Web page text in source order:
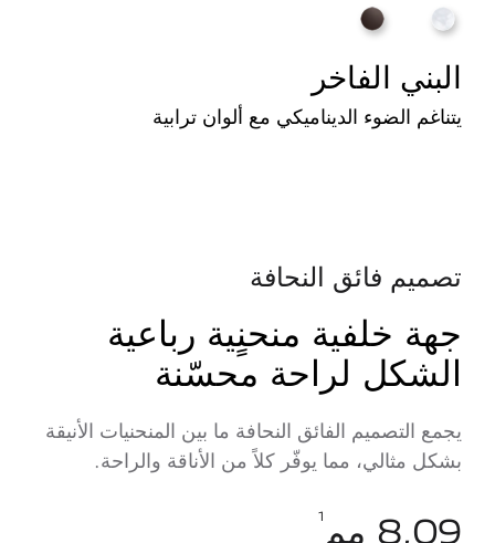
البني الفاخر
يتناغم الضوء الديناميكي مع ألوان ترابية
تصميم فائق النحافة
جهة خلفية منحنٍية رباعية
الشكل لراحة محسّنة
يجمع التصميم الفائق النحافة ما بين المنحنيات الأنيقة
بشكل مثالي، مما يوفّر كلاً من الأناقة والراحة.
8,09 مم 1